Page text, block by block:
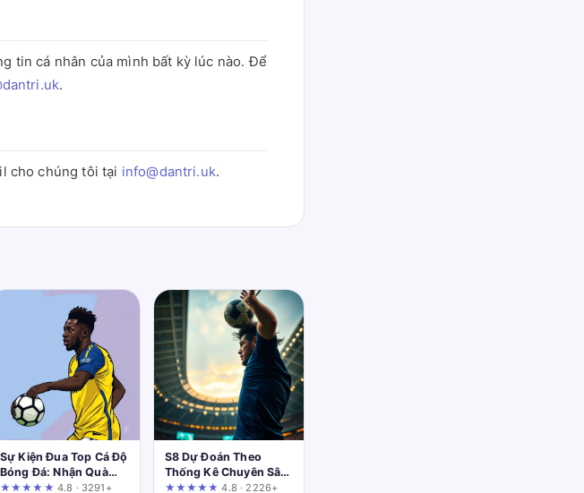
tin cá nhân của mình bất kỳ lúc nào. Để
.
cho chúng tôi tại info@dantri.uk.
Sự Kiện Đua Top Cá Độ
Bóng Đá: Nhận Quà
Khủng Cùng
★★★★★ 4.8 · 3291+
S8 Dự Đoán Theo
Thống Kê Chuyên Sâu
Nhất: Phân Tích Chi
★★★★★4.8 · 2226+